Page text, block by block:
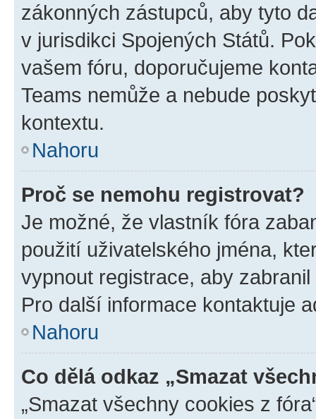
zákonných zástupců, aby tyto
v jurisdikci Spojených Států.
vašem fóru, doporučujeme
Teams nemůže a nebude
kontextu.
Nahoru
Proč se nemohu registrovat?
Je možné, že vlastník fóra
použití uživatelského jména,
vypnout registrace, aby
Pro další informace kontaktuje
Nahoru
Co dělá odkaz „Smazat
„Smazat všechny cookies z